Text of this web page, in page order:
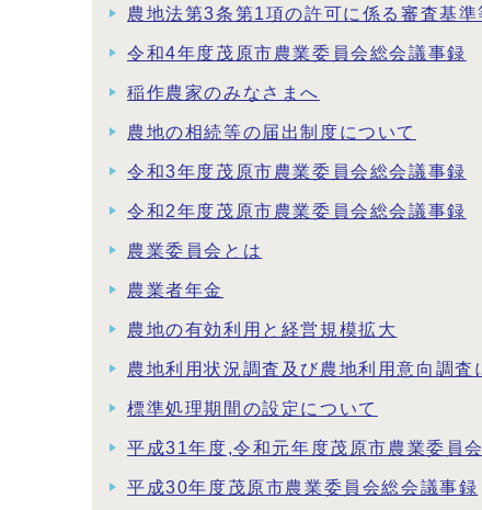
農地法第3条第1項の許可に係る審査基準
令和4年度茂原市農業委員会総会議事録
稲作農家のみなさまへ
農地の相続等の届出制度について
令和3年度茂原市農業委員会総会議事録
令和2年度茂原市農業委員会総会議事録
農業委員会とは
農業者年金
農地の有効利用と経営規模拡大
農地利用状況調査及び農地利用意向調査
標準処理期間の設定について
平成31年度,令和元年度茂原市農業委員
平成30年度茂原市農業委員会総会議事録